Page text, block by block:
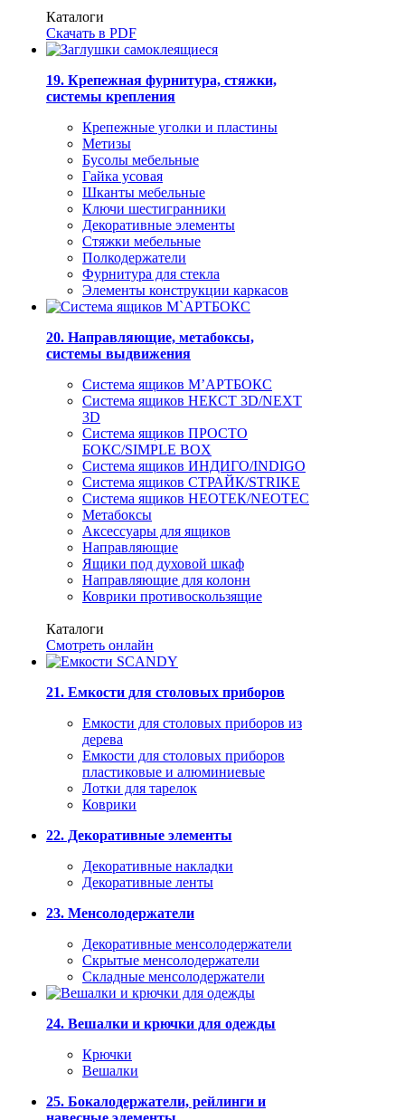
Каталоги
Скачать в PDF
19. Крепежная фурнитура, стяжки,
системы крепления
Крепежные уголки и пластины
Метизы
Бусолы мебельные
Гайка усовая
Шканты мебельные
Ключи шестигранники
Декоративные элементы
Стяжки мебельные
Полкодержатели
Фурнитура для стекла
Элементы конструкции каркасов
20. Направляющие, метабоксы,
системы выдвижения
Система ящиков М’АРТБОКС
Система ящиков НЕКСТ 3D/NEXT
3D
Система ящиков ПРОСТО
БОКС/SIMPLE BOX
Система ящиков ИНДИГО/INDIGO
Система ящиков СТРАЙК/STRIKE
Система ящиков НЕОТЕК/NEOTEC
Метабоксы
Аксессуары для ящиков
Направляющие
Ящики под духовой шкаф
Направляющие для колонн
Коврики противоскользящие
Каталоги
Смотреть онлайн
21. Емкости для столовых приборов
Емкости для столовых приборов из
дерева
Емкости для столовых приборов
пластиковые и алюминиевые
Лотки для тарелок
Коврики
22. Декоративные элементы
Декоративные накладки
Декоративные ленты
23. Менсолодержатели
Декоративные менсолодержатели
Скрытые менсолодержатели
Складные менсолодержатели
24. Вешалки и крючки для одежды
Крючки
Вешалки
25. Бокалодержатели, рейлинги и